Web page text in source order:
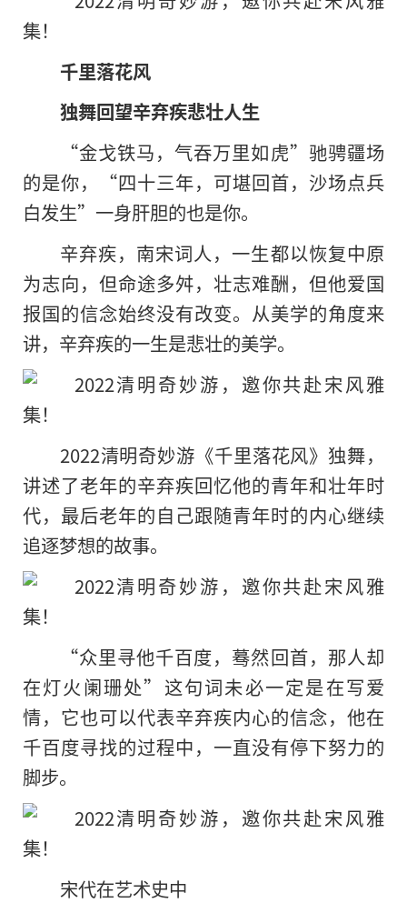
千里落花风
独舞回望辛弃疾悲壮人生
“金戈铁马，气吞万里如虎”驰骋疆场
的是你，“四十三年，可堪回首，沙场点兵
白发生”一身肝胆的也是你。
辛弃疾，南宋词人，一生都以恢复中原
为志向，但命途多舛，壮志难酬，但他爱国
报国的信念始终没有改变。从美学的角度来
讲，辛弃疾的一生是悲壮的美学。
2022清明奇妙游《千里落花风》独舞，
讲述了老年的辛弃疾回忆他的青年和壮年时
代，最后老年的自己跟随青年时的内心继续
追逐梦想的故事。
“众里寻他千百度，蓦然回首，那人却
在灯火阑珊处”这句词未必一定是在写爱
情，它也可以代表辛弃疾内心的信念，他在
千百度寻找的过程中，一直没有停下努力的
脚步。
宋代在艺术史中